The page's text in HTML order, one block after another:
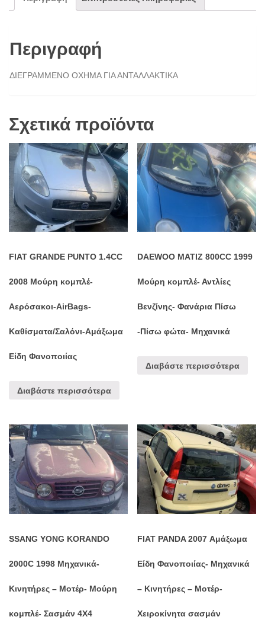
Περιγραφή
ΔΙΕΓΡΑΜΜΕΝΟ ΟΧΗΜΑ ΓΙΑ ΑΝΤΑΛΛΑΚΤΙΚΑ
Σχετικά προϊόντα
FIAT GRANDE PUNTO 1.4CC
2008 Μούρη κομπλέ-
Αερόσακοι-AirBags-
Καθίσματα/Σαλόνι-Αμάξωμα
Είδη Φανοποιίας
Διαβάστε περισσότερα
DAEWOO MATIZ 800CC 1999
Μούρη κομπλέ- Αντλίες
Βενζίνης- Φανάρια Πίσω
-Πίσω φώτα- Μηχανικά
Διαβάστε περισσότερα
SSANG YONG KORANDO
2000C 1998 Μηχανικά-
Κινητήρες – Μοτέρ- Μούρη
κομπλέ- Σασμάν 4Χ4
FIAT PANDA 2007 Αμάξωμα
Είδη Φανοποιίας- Μηχανικά
– Κινητήρες – Μοτέρ-
Χειροκίνητα σασμάν